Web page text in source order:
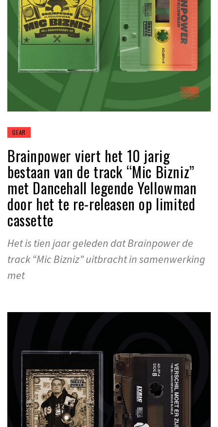
GEAR
Brainpower viert het 10 jarig
bestaan van de track “Mic Bizniz”
met Dancehall legende Yellowman
door het te re-releasen op limited
cassette
Het is tien jaar geleden dat Brainpower de
track “Mic Bizniz” uitbracht in samenwerking
met